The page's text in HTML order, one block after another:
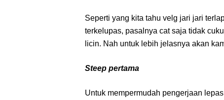
Seperti yang kita tahu velg jari jari
terkelupas, pasalnya cat saja tidak
licin. Nah untuk lebih jelasnya akan
Steep pertama
Untuk mempermudah pengerjaan